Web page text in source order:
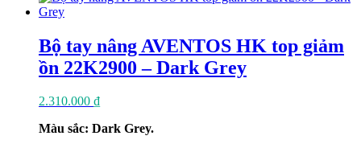
Bộ tay nâng AVENTOS HK top giảm
ồn 22K2900 – Dark Grey
2.310.000 ₫
Màu sắc: Dark Grey.